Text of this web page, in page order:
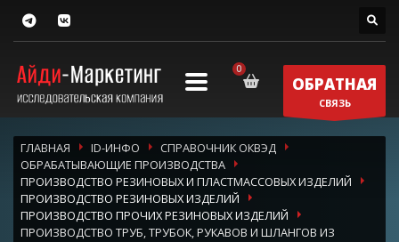
ОБРАТНАЯ
СВЯЗЬ
ГЛАВНАЯ ID-ИНФО
СПРАВОЧНИК ОКВЭД
ОБРАБАТЫВАЮЩИЕ ПРОИЗВОДСТВА
ПРОИЗВОДСТВО РЕЗИНОВЫХ И ПЛАСТМАССОВЫХ ИЗДЕЛИЙ
ПРОИЗВОДСТВО РЕЗИНОВЫХ ИЗДЕЛИЙ
ПРОИЗВОДСТВО ПРОЧИХ РЕЗИНОВЫХ ИЗДЕЛИЙ
ПРОИЗВОДСТВО ТРУБ, ТРУБОК, РУКАВОВ И ШЛАНГОВ ИЗ